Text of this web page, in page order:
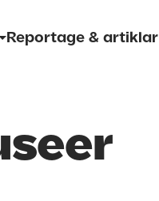
Reportage & artiklar